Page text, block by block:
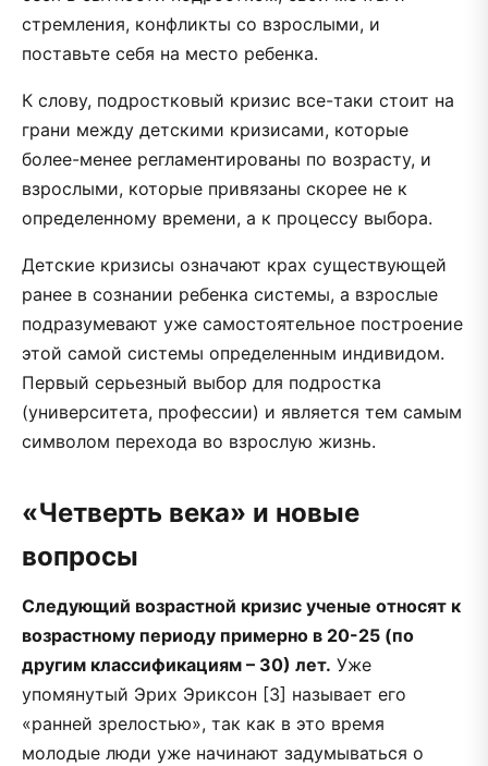
стремления, конфликты со взрослыми, и
поставьте себя на место ребенка.
К слову, подростковый кризис все-таки стоит на
грани между детскими кризисами, которые
более-менее регламентированы по возрасту, и
взрослыми, которые привязаны скорее не к
определенному времени, а к процессу выбора.
Детские кризисы означают крах существующей
ранее в сознании ребенка системы, а взрослые
подразумевают уже самостоятельное построение
этой самой системы определенным индивидом.
Первый серьезный выбор для подростка
(университета, профессии) и является тем самым
символом перехода во взрослую жизнь.
«Четверть века» и новые
вопросы
Следующий возрастной кризис ученые относят к
возрастному периоду примерно в 20-25 (по
другим классификациям – 30) лет. Уже
упомянутый Эрих Эриксон [3] называет его
«ранней зрелостью», так как в это время
молодые люди уже начинают задумываться о